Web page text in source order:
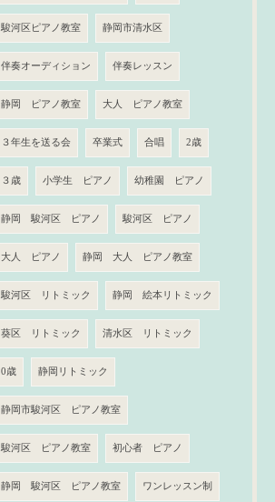
駿河区ピアノ教室 静岡市清水区
伴奏オーディション 伴奏レッスン
静岡 ピアノ教室 大人 ピアノ教室
３年生を送る会 卒業式 合唱 2歳
３歳 小学生 ピアノ 幼稚園 ピアノ
静岡 駿河区 ピアノ 駿河区 ピアノ
大人 ピアノ 静岡 大人 ピアノ教室
駿河区 リトミック 静岡 絵本リトミック
葵区 リトミック 清水区 リトミック
0歳 静岡リトミック
静岡市駿河区 ピアノ教室
駿河区 ピアノ教室 初心者 ピアノ
静岡 駿河区 ピアノ教室 ワンレッスン制